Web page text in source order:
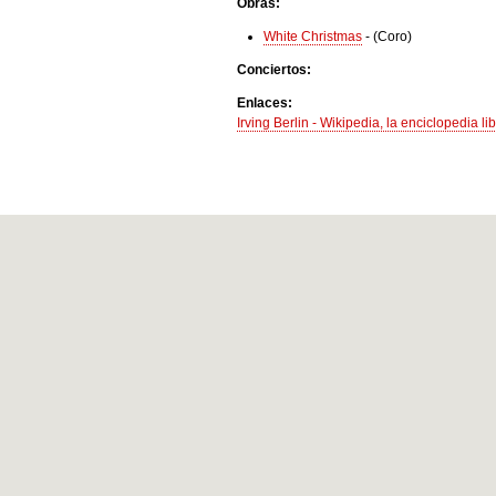
Obras:
White Christmas - (Coro)
Conciertos:
Enlaces:
Irving Berlin - Wikipedia, la enciclopedia